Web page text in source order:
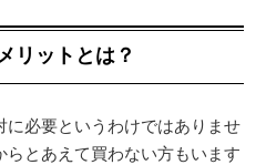
リットとは？
必要というわけではありませ
とあえて買わない方もいます